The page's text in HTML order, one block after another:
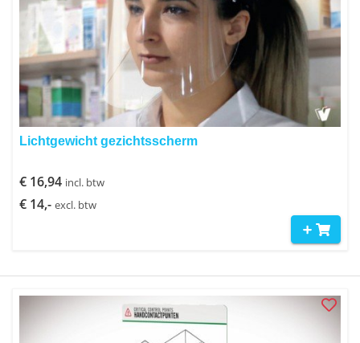
Lichtgewicht gezichtsscherm
€ 16,94 incl. btw
€ 14,- excl. btw